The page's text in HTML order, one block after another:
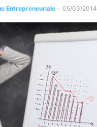
Entrepreneuriale - 05/03/2014